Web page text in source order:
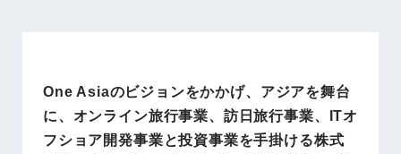
One Asiaのビジョンをかかげ、アジアを舞台
に、オンライン旅行事業、訪日旅行事業、ITオ
フショア開発事業と投資事業を手掛ける株式